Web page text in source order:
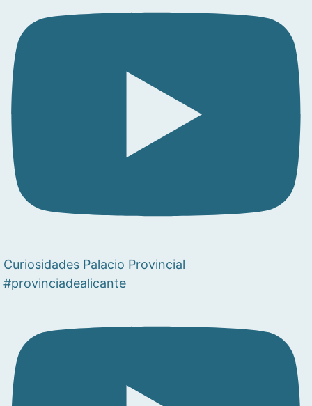
Curiosidades Palacio Provincial
#provinciadealicante